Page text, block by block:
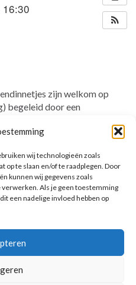
wij technologieën zoals
op te slaan en/of te raadplegen. Door
kunnen wij gegevens zoals
verwerken. Als je geen toestemming
een nadelige invloed hebben op
zijn welkom op
begeleid door een
kleine paaseitjes. Er is
knutselen. Het is een vrije
uur.